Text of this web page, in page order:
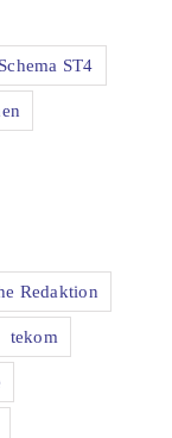
Schema ST4
Redaktion
tekom